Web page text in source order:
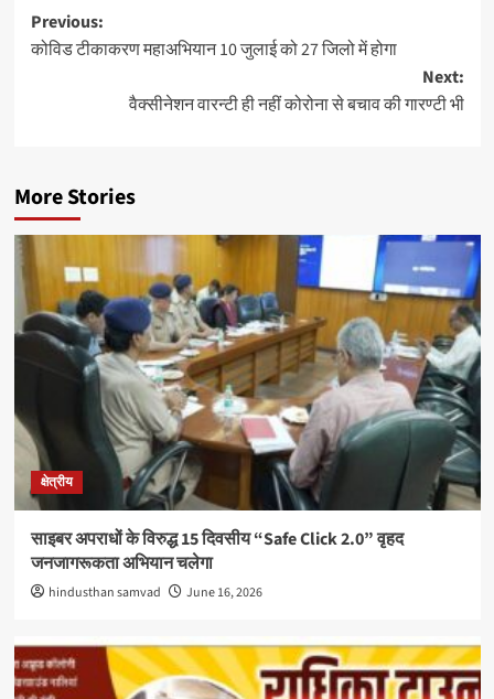
Post
navigation
Previous:
कोविड टीकाकरण महाअभियान 10 जुलाई को 27 जिलो में होगा
Next:
वैक्सीनेशन वारन्टी ही नहीं कोरोना से बचाव की गारण्टी भी
More Stories
क्षेत्रीय
साइबर अपराधों के विरुद्ध 15 दिवसीय “Safe Click 2.0” वृहद
जनजागरूकता अभियान चलेगा
hindusthan samvad June 16, 2026